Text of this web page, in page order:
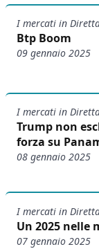
I mercati in
Btp Boom
09 gennaio 2025
I mercati in
Trump non
forza su
08 gennaio 2025
I mercati in
Un 2025 nelle
07 gennaio 2025